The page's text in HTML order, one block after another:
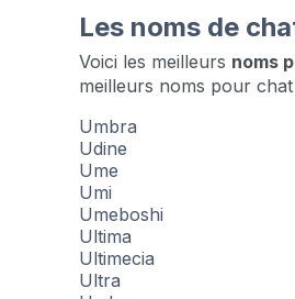
Les noms de
Voici les meilleurs noms
meilleurs noms pour
Umbra
Udine
Ume
Umi
Umeboshi
Ultima
Ultimecia
Ultra